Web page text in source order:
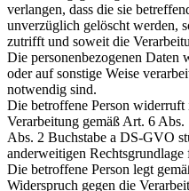
verlangen, dass die sie
unverzüglich gelöscht werden,
zutrifft und soweit die
Die personenbezogenen Daten
oder auf sonstige Weise
notwendig sind.
Die betroffene Person
Verarbeitung gemäß Art. 6
Abs. 2 Buchstabe a DS-GVO
anderweitigen
Die betroffene Person legt
Widerspruch gegen die